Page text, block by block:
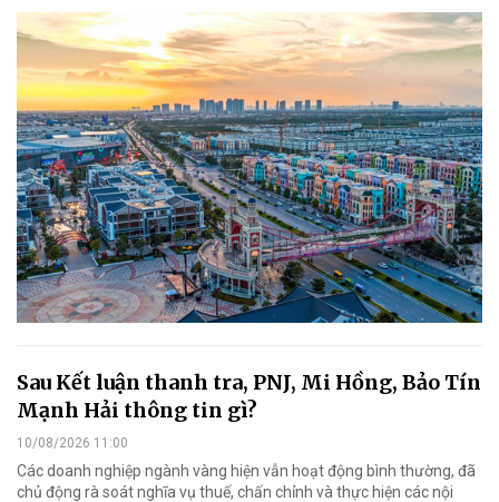
Sau Kết luận thanh tra, PNJ, Mi Hồng, Bảo Tín
Mạnh Hải thông tin gì?
10/08/2026 11:00
Các doanh nghiệp ngành vàng hiện vẫn hoạt động bình thường, đã
chủ động rà soát nghĩa vụ thuế, chấn chỉnh và thực hiện các nội